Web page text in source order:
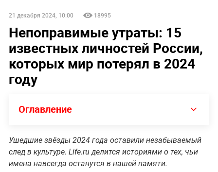
21 декабря 2024, 10:00 18995
Непоправимые утраты: 15
известных личностей России,
которых мир потерял в 2024
году
Оглавление
Ушедшие звёзды 2024 года оставили незабываемый
след в культуре. Life.ru делится историями о тех, чьи
имена навсегда останутся в нашей памяти.